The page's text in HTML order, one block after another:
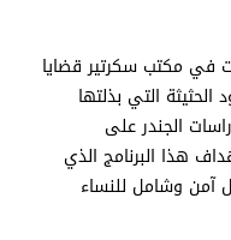
في مكتب سكرتير قضايا
الحثيثة التي بذلتها
الجندر على
هذا البرنامج الذي
آمن وشامل للنساء